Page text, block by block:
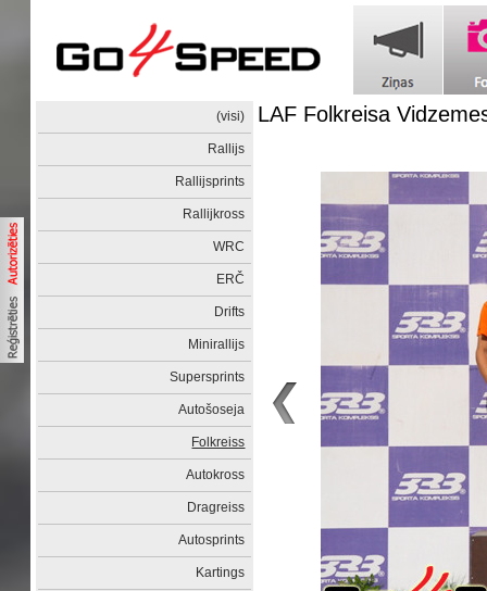
(visi)
Rallijs
Rallijsprints
Rallijkross
WRC
ERČ
Drifts
Minirallijs
Supersprints
Autošoseja
Folkreiss
Autokross
Dragreiss
Autosprints
Kartings
LAF Folkreisa